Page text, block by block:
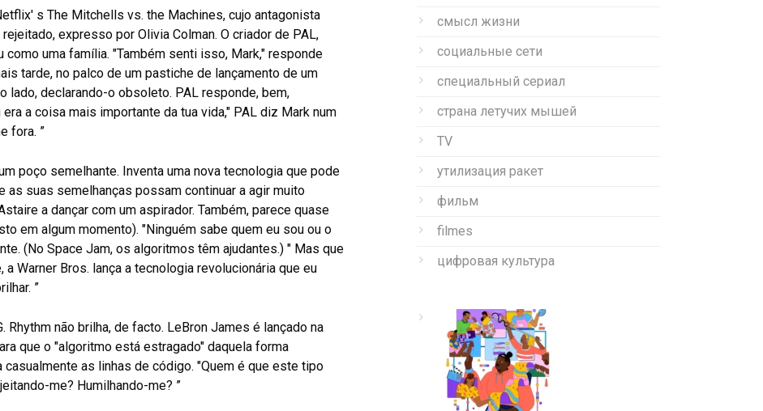
s The Mitchells vs. the Machines, cujo antagonista
expresso por Olivia Colman. O criador de PAL,
uma família. "Também senti isso, Mark," responde
tarde, no palco de um pastiche de lançamento de um
lado, declarando-o obsoleto. PAL responde, bem,
a coisa mais importante da tua vida," PAL diz Mark num
fora. ”
poço semelhante. Inventa uma nova tecnologia que pode
as suas semelhanças possam continuar a agir muito
a dançar com um aspirador. Também, parece quase
em algum momento). "Ninguém sabe quem eu sou ou o
(No Space Jam, os algoritmos têm ajudantes.) " Mas que
a Warner Bros. lança a tecnologia revolucionária que eu
”
Rhythm não brilha, de facto. LeBron James é lançado na
que o "algoritmo está estragado" daquela forma
as linhas de código. "Quem é que este tipo
me? Humilhando-me? ”
смысл жизни
социальные сети
специальный сериал
страна летучих мышей
TV
утилизация ракет
фильм
filmes
цифровая культура